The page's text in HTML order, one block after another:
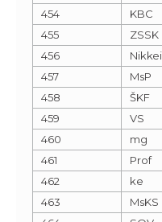
454
KBC
455
ZSSK
456
Nikkei
457
MsP
458
ŠKF
459
VS
460
mg
461
Prof
462
ke
463
MsKS